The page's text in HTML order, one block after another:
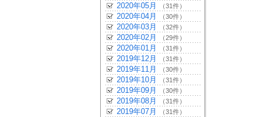
2020年05月 （31件）
2020年04月 （30件）
2020年03月 （32件）
2020年02月 （29件）
2020年01月 （31件）
2019年12月 （31件）
2019年11月 （30件）
2019年10月 （31件）
2019年09月 （30件）
2019年08月 （31件）
2019年07月 （31件）